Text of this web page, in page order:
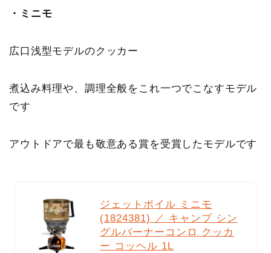
・ミニモ
広口浅型モデルのクッカー
煮込み料理や、調理全般をこれ一つでこなすモデル
です
アウトドアで最も敬意ある賞を受賞したモデルです
ジェットボイル ミニモ
(1824381) ／ キャンプ シン
グルバーナーコンロ クッカ
ー コッヘル 1L